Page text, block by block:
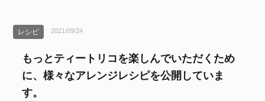
レシピ 2021/09/24
もっとティートリコを楽しんでいただくため
に、様々なアレンジレシピを公開していま
す。